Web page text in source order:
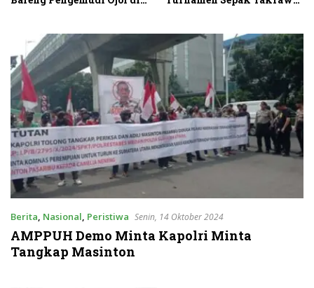
Berita, Nasional, Peristiwa Senin, 14 Oktober 2024
AMPPUH Demo Minta Kapolri Minta
Tangkap Masinton